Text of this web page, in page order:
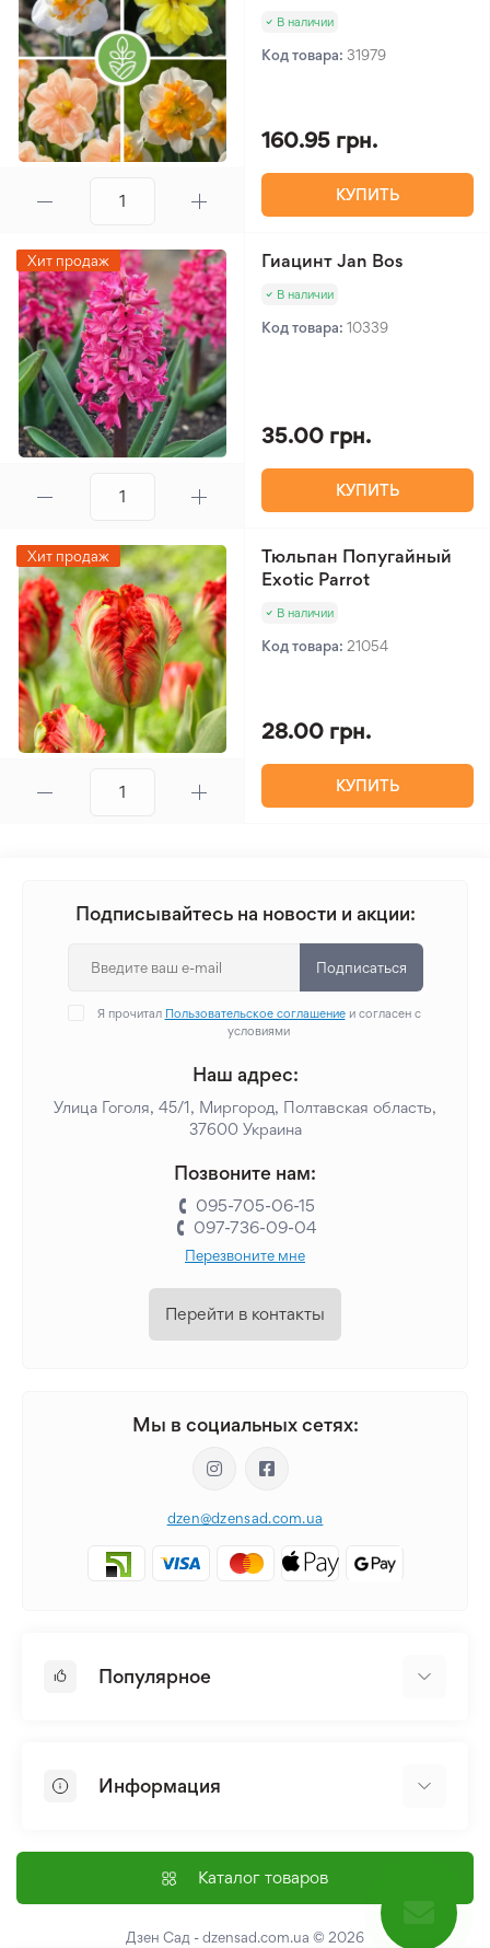
В наличии
Код товара: 31979
160.95 грн.
КУПИТЬ
Хит продаж Гиацинт Jan Bos
В наличии
Код товара: 10339
35.00 грн.
КУПИТЬ
Хит продаж
Тюльпан Попугайный
Exotic Parrot
В наличии
Код товара: 21054
28.00 грн.
КУПИТЬ
Подписывайтесь на новости и акции:
Подписаться
Я прочитал Пользовательское соглашениеи согласен с
условиями
Наш адрес:
Улица Гоголя, 45/1, Миргород, Полтавская область,
37600 Украина
Позвоните нам:
095-705-06-15
097-736-09-04
Перезвоните мне
Перейти в контакты
Мы в социальных сетях:
dzen@dzensad.com.ua
Популярное
Лилия
Семена
Информация
Доставка и оплата
Контакты
Каталог товаров
Дзен Сад - dzensad.com.ua © 2026